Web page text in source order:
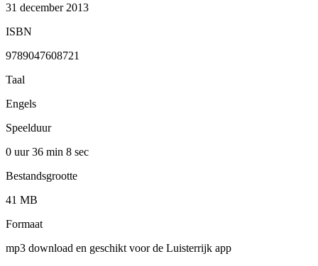
31 december 2013
ISBN
9789047608721
Taal
Engels
Speelduur
0 uur 36 min 8 sec
Bestandsgrootte
41 MB
Formaat
mp3 download en geschikt voor de Luisterrijk app